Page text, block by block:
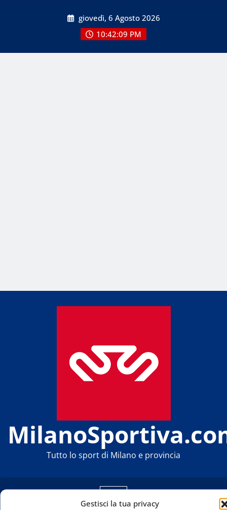
Gestisci la tua privacy
giovedì, 6 Agosto 2026
10:42:10 PM
Tutto lo sport di Milano e provincia